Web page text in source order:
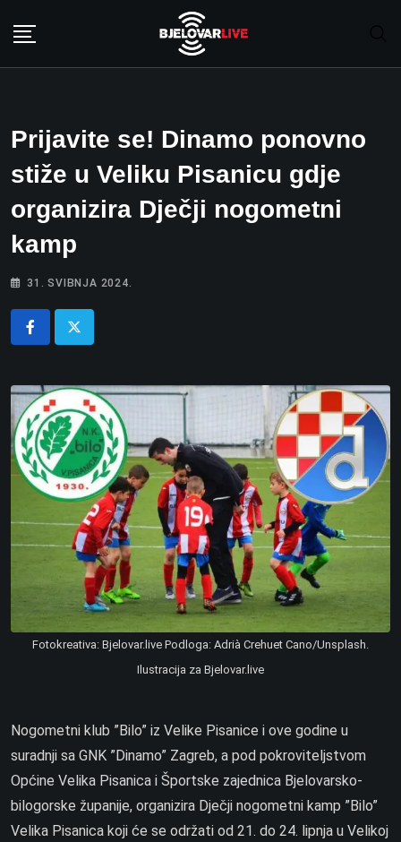
Prijavite se! Dinamo ponovno
stiže u Veliku Pisanicu gdje
organizira Dječji nogometni
kamp
31. SVIBNJA 2024.
Fotokreativa: Bjelovar.live Podloga: Adrià Crehuet Cano/Unsplash.
Ilustracija za Bjelovar.live
Nogometni klub ”Bilo” iz Velike Pisanice i ove godine u
suradnji sa GNK ”Dinamo” Zagreb, a pod pokroviteljstvom
Općine Velika Pisanica i Športske zajednica Bjelovarsko-
bilogorske županije, organizira Dječji nogometni kamp ”Bilo”
Velika Pisanica koji će se održati od 21. do 24. lipnja u Velikoj